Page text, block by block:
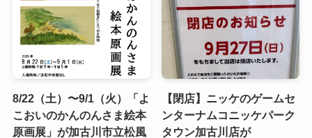
8/22（土）〜9/1（火）「よ
こおいのかんのんさま絵本
原画展」が加古川市立松風
【閉店】ニッケのゲームセ
ンターナムコニッケパーク
タウン加古川店が